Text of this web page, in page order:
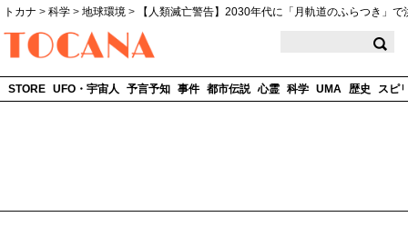
トカナ > 科学 > 地球環境 >
【人類滅亡警告】2030年代に「月軌道のふらつき」
STORE UFO・宇宙人 予言予知 事件 都市伝説 心霊 科学 UMA 歴史 スピ